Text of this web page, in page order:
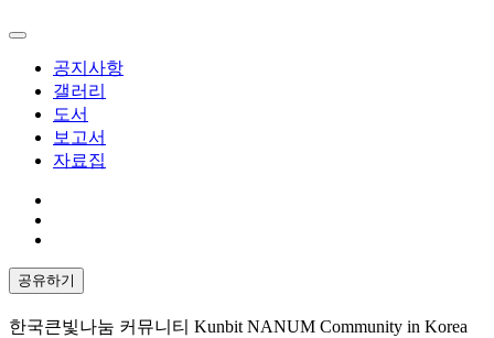
공지사항
갤러리
도서
보고서
자료집
공유하기
한국큰빛나눔 커뮤니티 Kunbit NANUM Community in Korea